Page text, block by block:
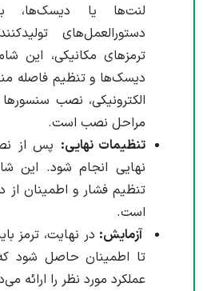
لنت‌ها یا دیسک‌ها،
دستورالعمل‌های
ترمزهای مکانیکی، این
دیسک‌ها و تنظیم فاصله
الکترونیکی، نصب
مراحل نصب است.
تنظیمات نهایی: پس از
نهایی انجام شود. این
تنظیم فشار و اطمینان
است.
آزمایش: در نهایت، ترمز
تا اطمینان حاصل شود
عملکرد مورد نظر را ارائه